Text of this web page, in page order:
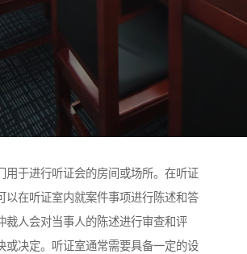
用于进行听证会的房间或场所。在听证
以在听证室内就案件事项进行陈述和答
裁人会对当事人的陈述进行审查和评
或决定。听证室通常需要具备一定的设